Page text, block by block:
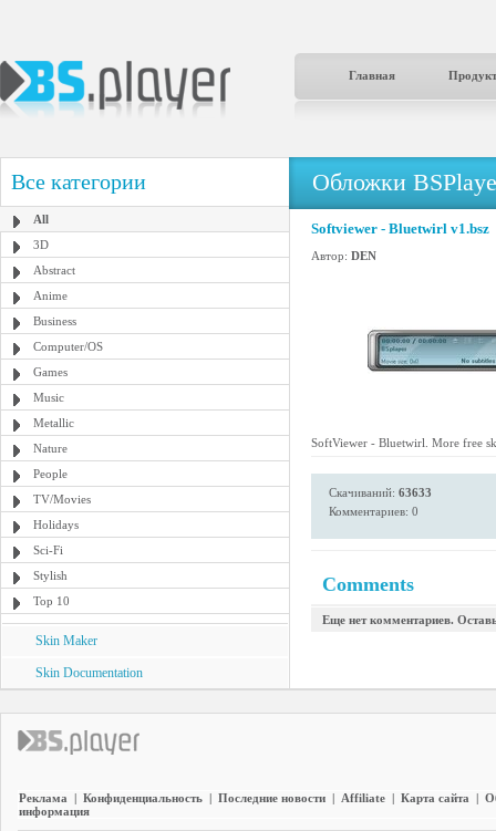
Главная
Все категории
All
3D
Abstract
Anime
Business
Computer/OS
Games
Music
Metallic
Nature
People
TV/Movies
Holidays
Sci-Fi
Stylish
Top 10
Skin Maker
Skin Documentation
Обложки
Softviewer - Bluetwirl v1.bsz
Автор: DEN
SoftViewer - Bluetwirl. More free
Скачиваний: 63633
Комментариев: 0
Comments
Еще нет комментариев.
Реклама | Конфиденциальность | Последние новости | Affiliate | Карта сайта |
информация